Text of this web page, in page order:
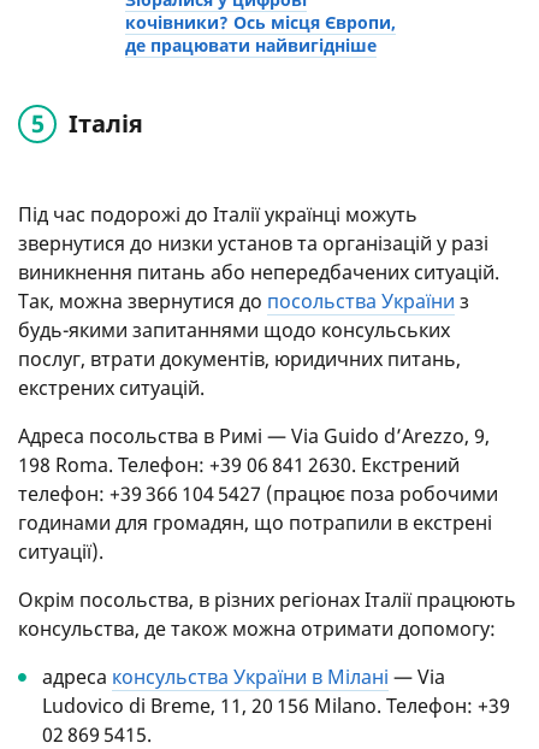
кочівники? Ось місця Європи,
де працювати найвигідніше
Італія
Під час подорожі до Італії українці можуть
звернутися до низки установ та організацій у разі
виникнення питань або непередбачених ситуацій.
Так, можна звернутися до посольства України з
будь-якими запитаннями щодо консульських
послуг, втрати документів, юридичних питань,
екстрених ситуацій.
Адреса посольства в Римі — Via Guido d’Arezzo, 9,
198 Roma. Телефон: +39 06 841 2630. Екстрений
телефон: +39 366 104 5427 (працює поза робочими
годинами для громадян, що потрапили в екстрені
ситуації).
Окрім посольства, в різних регіонах Італії працюють
консульства, де також можна отримати допомогу:
адреса консульства України в Мілані — Via
Ludovico di Breme, 11, 20 156 Milanо. Телефон: +39
02 869 5415.